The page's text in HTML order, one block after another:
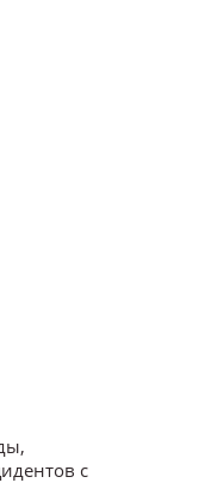
с